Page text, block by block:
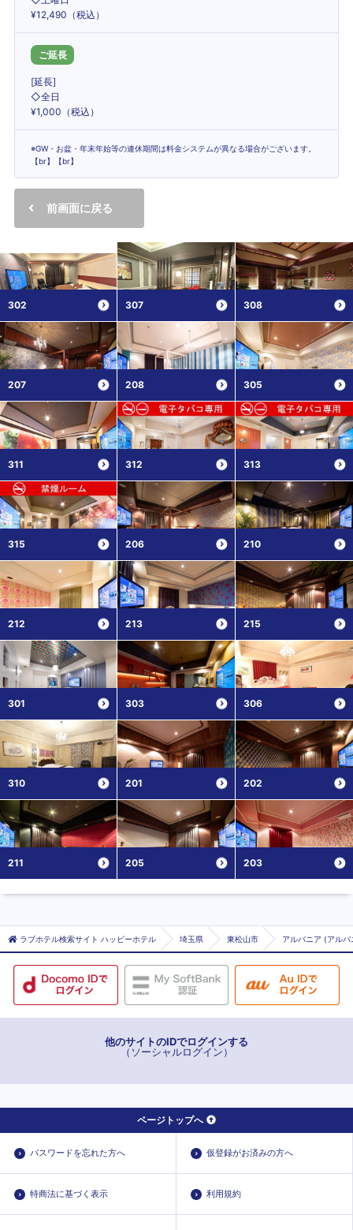
¥12,490（税込）
ご延長
[延長]
◇全日
¥1,000（税込）
※GW・お盆・年末年始等の連休期間は料金システムが異なる場合がございます。
【br】【br】
前画面に戻る
302 307 308
207 208 305
311 312 313
315 206 210
212 213 215
301 303 306
310 201 202
211 205 203
ラブホテル検索サイト ハッピーホテル 埼玉県 東松山市 アルバニア (アルバ
他のサイトのIDでログインする
（ソーシャルログイン）
ページトップへ
パスワードを忘れた方へ 仮登録がお済みの方へ
特商法に基づく表示 利用規約